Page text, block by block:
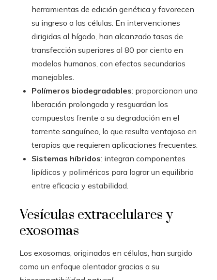
herramientas de edición genética y favorecen
su ingreso a las células. En intervenciones
dirigidas al hígado, han alcanzado tasas de
transfección superiores al 80 por ciento en
modelos humanos, con efectos secundarios
manejables.
Polímeros biodegradables: proporcionan una
liberación prolongada y resguardan los
compuestos frente a su degradación en el
torrente sanguíneo, lo que resulta ventajoso en
terapias que requieren aplicaciones frecuentes.
Sistemas híbridos: integran componentes
lipídicos y poliméricos para lograr un equilibrio
entre eficacia y estabilidad.
Vesículas extracelulares y
exosomas
Los exosomas, originados en células, han surgido
como un enfoque alentador gracias a su